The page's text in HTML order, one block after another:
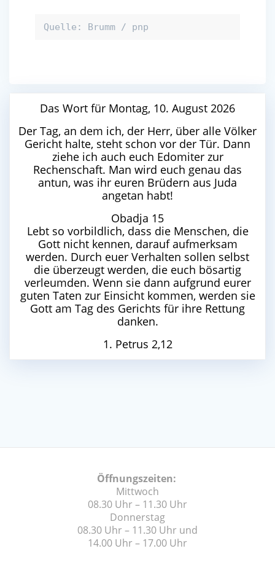
Quelle: Brumm / pnp
Das Wort für Montag, 10. August 2026
Der Tag, an dem ich, der Herr, über alle Völker
Gericht halte, steht schon vor der Tür. Dann
ziehe ich auch euch Edomiter zur
Rechenschaft. Man wird euch genau das
antun, was ihr euren Brüdern aus Juda
angetan habt!
Obadja 15
Lebt so vorbildlich, dass die Menschen, die
Gott nicht kennen, darauf aufmerksam
werden. Durch euer Verhalten sollen selbst
die überzeugt werden, die euch bösartig
verleumden. Wenn sie dann aufgrund eurer
guten Taten zur Einsicht kommen, werden sie
Gott am Tag des Gerichts für ihre Rettung
danken.
1. Petrus 2,12
Öffnungszeiten:
Mittwoch
08.30 Uhr – 11.30 Uhr
Donnerstag
08.30 Uhr – 11.30 Uhr und
14.00 Uhr – 17.00 Uhr